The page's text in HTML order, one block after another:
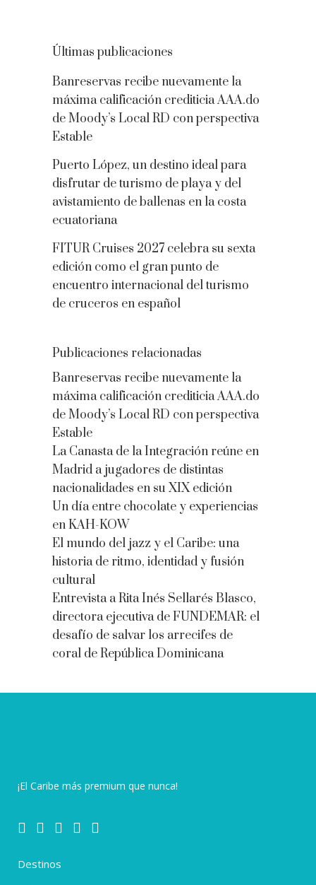
Últimas publicaciones
Banreservas recibe nuevamente la
máxima calificación crediticia AAA.do
de Moody’s Local RD con perspectiva
Estable
Puerto López, un destino ideal para
disfrutar de turismo de playa y del
avistamiento de ballenas en la costa
ecuatoriana
FITUR Cruises 2027 celebra su sexta
edición como el gran punto de
encuentro internacional del turismo
de cruceros en español
Publicaciones relacionadas
Banreservas recibe nuevamente la
máxima calificación crediticia AAA.do
de Moody’s Local RD con perspectiva
Estable
La Canasta de la Integración reúne en
Madrid a jugadores de distintas
nacionalidades en su XIX edición
Un día entre chocolate y experiencias
en KAH-KOW
El mundo del jazz y el Caribe: una
historia de ritmo, identidad y fusión
cultural
Entrevista a Rita Inés Sellarés Blasco,
directora ejecutiva de FUNDEMAR: el
desafío de salvar los arrecifes de
coral de República Dominicana
¡El Caribe más premium que nunca!
Destinos